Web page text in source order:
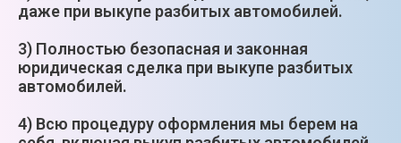
даже при выкупе разбитых автомобилей.
3) Полностью безопасная и законная
юридическая сделка при выкупе разбитых
автомобилей.
4) Всю процедуру оформления мы берем на